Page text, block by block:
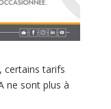
certains tarifs
ne sont plus à